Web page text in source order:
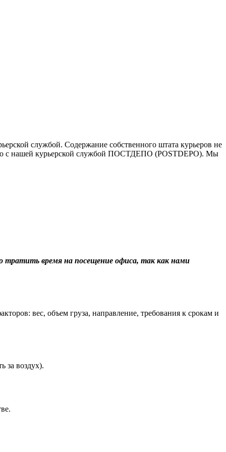
службой. Содержание собственного штата курьеров не
с нашей курьерской службой ПОСТДЕПО (POSTDEPO). Мы
время на посещение офиса, так как нами
вес, объем груза, направление, требования к срокам и
за воздух).